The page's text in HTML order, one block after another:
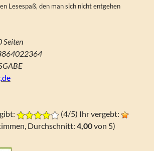
Lesespaß, den man sich nicht entgehen
Seiten
(4/5) Ihr vergebt:
Durchschnitt: 4,00von 5)